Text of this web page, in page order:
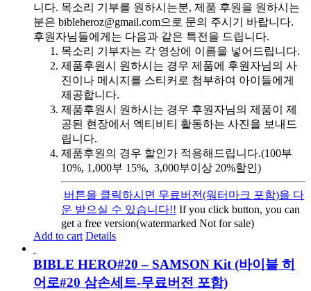
니다. 목소리 기부를 원하시는분, 제품 후원을 원하시는
분은 bibleheroz@gmail.com으로 문의 주시기 바랍니다.
후원자님들에게는 다음과 같은 특전을 드립니다.
목소리 기부자는 각 영상에 이름을 넣어드립니다.
제품후원시 원하시는 경우 제품에 후원자님의 사
진이나 메시지를 스티커로 첨부하여 아이들에게
제공합니다.
제품후원시 원하시는 경우 후원자님의 제품이 제
공된 현장에서 엑티비티 활동하는 사진을 보내드
립니다.
제품후원의 경우 할인가 적용해드립니다.(100부
10%, 1,000부 15%, 3,000부이상 20%할인)
버튼을 클릭하시면 무료버전(워터마크 포함)을 다
운 받으실 수 있습니다!! If you click button, you can
get a free version(watermarked Not for sale)
Add to cart Details
BIBLE HERO#20 – SAMSON Kit (바이블 히
어로#20 삼손세트-무료버전 포함)